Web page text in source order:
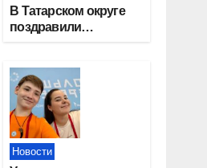
В Татарском округе
поздравили
отрасли
Новости